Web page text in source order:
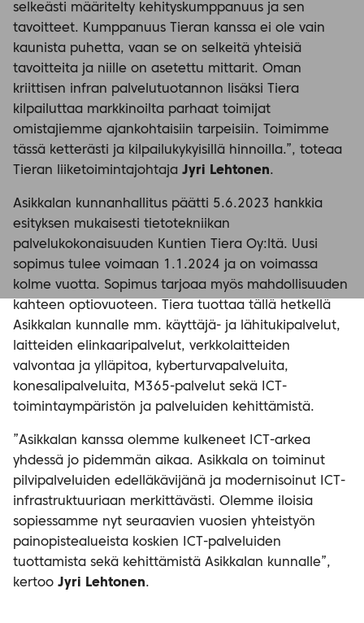
selkeästi määritelty kehityskumppanuus ja sen
tavoitteet. Kumppanuus Tieran kanssa ei ole vain
kaunista puhetta, vaan se on selkeitä yhteisiä
tavoitteita ja niille on asetettu mittarit. Oman
kriittisen infran palvelutuotannon lisäksi Tiera
kilpailuttaa markkinoilta parhaat toimijat
omistajiemme ajankohtaisiin tarpeisiin. Toimimme
tässä ketterästi ja kilpailukykyisillä hinnoilla.”, toteaa
Tieran liiketoimintajohtaja Jyri Lehtonen.
Asikkalan kunnanhallitus päätti 5.6.2023 hankkia
esityksen mukaisesti tietotekniikan
palvelukokonaisuuden Kuntien Tiera Oy:ltä. Uusi
sopimus tulee voimaan 1.1.2024 ja on voimassa
kolme vuotta. Sopimus tarjoaa myös mahdollisuuden
kahteen optiovuoteen. Tiera tuottaa tällä hetkellä
Asikkalan kunnalle mm. käyttäjä- ja lähitukipalvelut,
laitteiden elinkaaripalvelut, verkkolaitteiden
valvontaa ja ylläpitoa, kyberturvapalveluita,
konesalipalveluita, M365-palvelut sekä ICT-
toimintaympäristön ja palveluiden kehittämistä.
”Asikkalan kanssa olemme kulkeneet ICT-arkea
yhdessä jo pidemmän aikaa. Asikkala on toiminut
pilvipalveluiden edelläkävijänä ja modernisoinut ICT-
infrastruktuuriaan merkittävästi. Olemme iloisia
sopiessamme nyt seuraavien vuosien yhteistyön
painopistealueista koskien ICT-palveluiden
tuottamista sekä kehittämistä Asikkalan kunnalle”,
kertoo Jyri Lehtonen.